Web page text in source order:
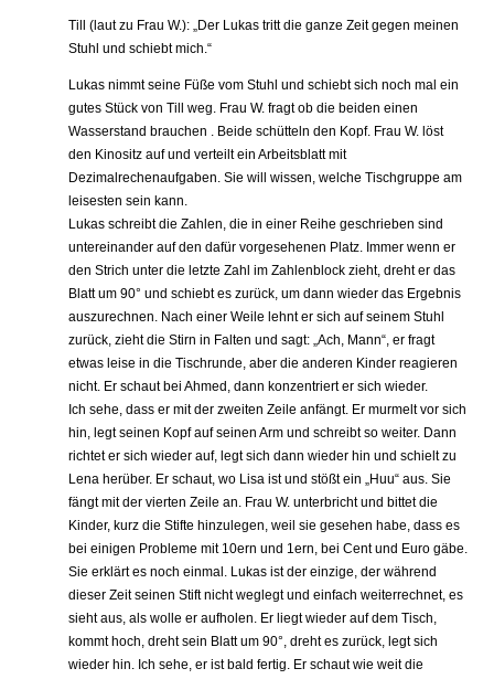
Till (laut zu Frau W.): „Der Lukas tritt die ganze Zeit gegen meinen
Stuhl und schiebt mich.“
Lukas nimmt seine Füße vom Stuhl und schiebt sich noch mal ein
gutes Stück von Till weg. Frau W. fragt ob die beiden einen
Wasserstand brauchen . Beide schütteln den Kopf. Frau W. löst
den Kinositz auf und verteilt ein Arbeitsblatt mit
Dezimalrechenaufgaben. Sie will wissen, welche Tischgruppe am
leisesten sein kann.
Lukas schreibt die Zahlen, die in einer Reihe geschrieben sind
untereinander auf den dafür vorgesehenen Platz. Immer wenn er
den Strich unter die letzte Zahl im Zahlenblock zieht, dreht er das
Blatt um 90° und schiebt es zurück, um dann wieder das Ergebnis
auszurechnen. Nach einer Weile lehnt er sich auf seinem Stuhl
zurück, zieht die Stirn in Falten und sagt: „Ach, Mann“, er fragt
etwas leise in die Tischrunde, aber die anderen Kinder reagieren
nicht. Er schaut bei Ahmed, dann konzentriert er sich wieder.
Ich sehe, dass er mit der zweiten Zeile anfängt. Er murmelt vor sich
hin, legt seinen Kopf auf seinen Arm und schreibt so weiter. Dann
richtet er sich wieder auf, legt sich dann wieder hin und schielt zu
Lena herüber. Er schaut, wo Lisa ist und stößt ein „Huu“ aus. Sie
fängt mit der vierten Zeile an. Frau W. unterbricht und bittet die
Kinder, kurz die Stifte hinzulegen, weil sie gesehen habe, dass es
bei einigen Probleme mit 10ern und 1ern, bei Cent und Euro gäbe.
Sie erklärt es noch einmal. Lukas ist der einzige, der während
dieser Zeit seinen Stift nicht weglegt und einfach weiterrechnet, es
sieht aus, als wolle er aufholen. Er liegt wieder auf dem Tisch,
kommt hoch, dreht sein Blatt um 90°, dreht es zurück, legt sich
wieder hin. Ich sehe, er ist bald fertig. Er schaut wie weit die